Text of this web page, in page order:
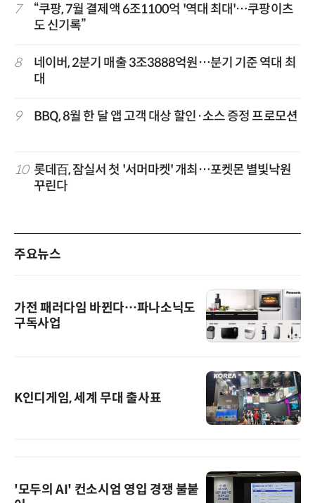
7
“쿠팡, 7월 결제액 6조1100억 '역대 최대'…쿠팡이츠
도 신기록”
8
네이버, 2분기 매출 3조3888억원…분기 기준 역대 최
대
9 BBQ, 8월 한 달 앱 고객 대상 할인·소스 증정 프로모션
10 롯데百, 잠실서 첫 '서머마켓' 개최…포켓몬 별빛낙원
꾸린다
주요뉴스
가전 패러다임 바뀐다…파나소닉도
구독사업
K인디게임, 세계 무대 출사표
'모두의 AI' 컨소시엄 영입 경쟁 불붙